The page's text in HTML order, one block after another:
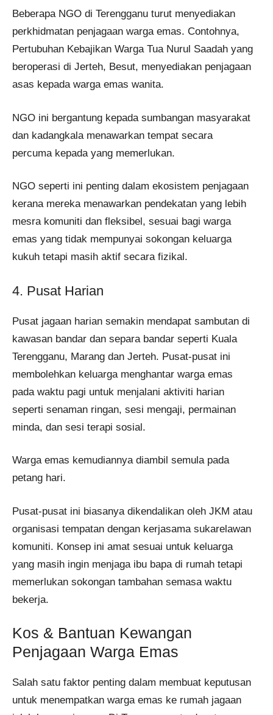
Beberapa NGO di Terengganu turut menyediakan
perkhidmatan penjagaan warga emas. Contohnya,
Pertubuhan Kebajikan Warga Tua Nurul Saadah yang
beroperasi di Jerteh, Besut, menyediakan penjagaan
asas kepada warga emas wanita.
NGO ini bergantung kepada sumbangan masyarakat
dan kadangkala menawarkan tempat secara
percuma kepada yang memerlukan.
NGO seperti ini penting dalam ekosistem penjagaan
kerana mereka menawarkan pendekatan yang lebih
mesra komuniti dan fleksibel, sesuai bagi warga
emas yang tidak mempunyai sokongan keluarga
kukuh tetapi masih aktif secara fizikal.
4. Pusat Harian
Pusat jagaan harian semakin mendapat sambutan di
kawasan bandar dan separa bandar seperti Kuala
Terengganu, Marang dan Jerteh. Pusat-pusat ini
membolehkan keluarga menghantar warga emas
pada waktu pagi untuk menjalani aktiviti harian
seperti senaman ringan, sesi mengaji, permainan
minda, dan sesi terapi sosial.
Warga emas kemudiannya diambil semula pada
petang hari.
Pusat-pusat ini biasanya dikendalikan oleh JKM atau
organisasi tempatan dengan kerjasama sukarelawan
komuniti. Konsep ini amat sesuai untuk keluarga
yang masih ingin menjaga ibu bapa di rumah tetapi
memerlukan sokongan tambahan semasa waktu
bekerja.
Kos & Bantuan Kewangan
Penjagaan Warga Emas
Salah satu faktor penting dalam membuat keputusan
untuk menempatkan warga emas ke rumah jagaan